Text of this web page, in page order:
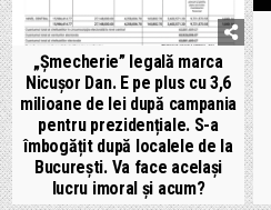
„Șmecherie” legală marca
Nicușor Dan. E pe plus cu 3,6
milioane de lei după campania
pentru prezidențiale. S-a
îmbogățit după localele de la
București. Va face același
lucru imoral și acum?